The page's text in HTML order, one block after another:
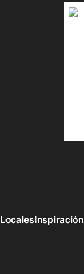
LocalesInspiración